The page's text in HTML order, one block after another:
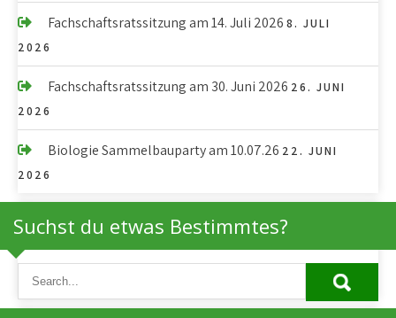
Fachschaftsratssitzung am 14. Juli 2026 8. JULI
2026
Fachschaftsratssitzung am 30. Juni 2026 26. JUNI
2026
Biologie Sammelbauparty am 10.07.26 22. JUNI
2026
Suchst du etwas Bestimmtes?